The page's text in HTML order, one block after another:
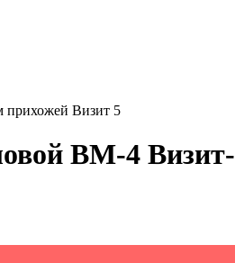
прихожей Визит 5
ВМ-4